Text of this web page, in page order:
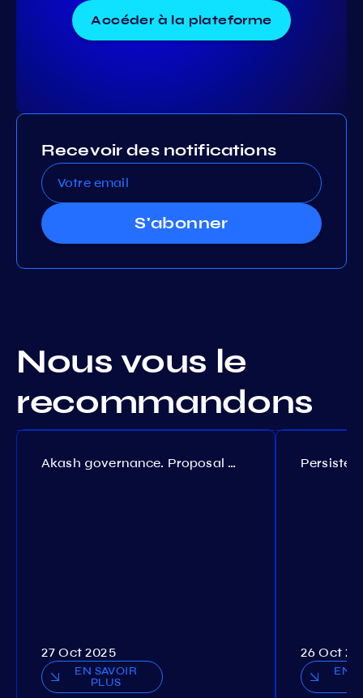
Accéder à la plateforme
Recevoir des notifications
S'abonner
Nous vous le
recommandons
Akash governance. Proposal №308
27 Oct 2025
EN SAVOIR
PLUS
26 Oct
EN